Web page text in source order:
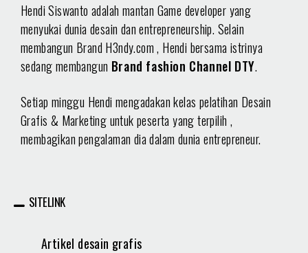
Hendi Siswanto adalah mantan Game developer yang
menyukai dunia desain dan entrepreneurship. Selain
membangun Brand H3ndy.com , Hendi bersama istrinya
sedang membangun Brand fashion Channel DTY.
Setiap minggu Hendi mengadakan kelas pelatihan Desain
Grafis & Marketing untuk peserta yang terpilih ,
membagikan pengalaman dia dalam dunia entrepreneur.
SITELINK
Artikel desain grafis